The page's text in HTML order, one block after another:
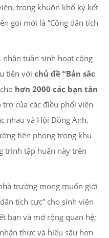
trong khuôn khổ ký kết
gọi mới là “Công dân tích
tuần sinh hoạt công
tiên với chủ đề “Bản sắc
hơn 2000 các bạn tân
trợ của các điều phối viên
nhau và Hội Đồng Anh.
tiên phong trong khu
trình tập huấn này trên
trường mong muốn giới
tích cực” cho sinh viên
bạn và mở rộng quan hệ;
thức và hiểu sâu hơn